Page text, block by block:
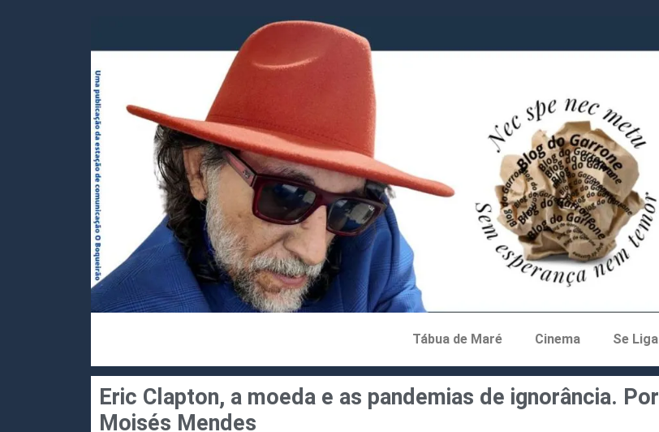
Tábua de Maré Cinema Se Liga
Eric Clapton, a moeda e as pandemias de ignorância. Por
Moisés Mendes